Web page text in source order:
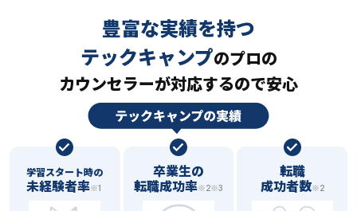
豊富な実績を持つ
テックキャンプのプロの
カウンセラーが対応するので安心
学習スタート時の
未経験者率※1
卒業生の
転職成功率※2※3
転職
成功者数※2